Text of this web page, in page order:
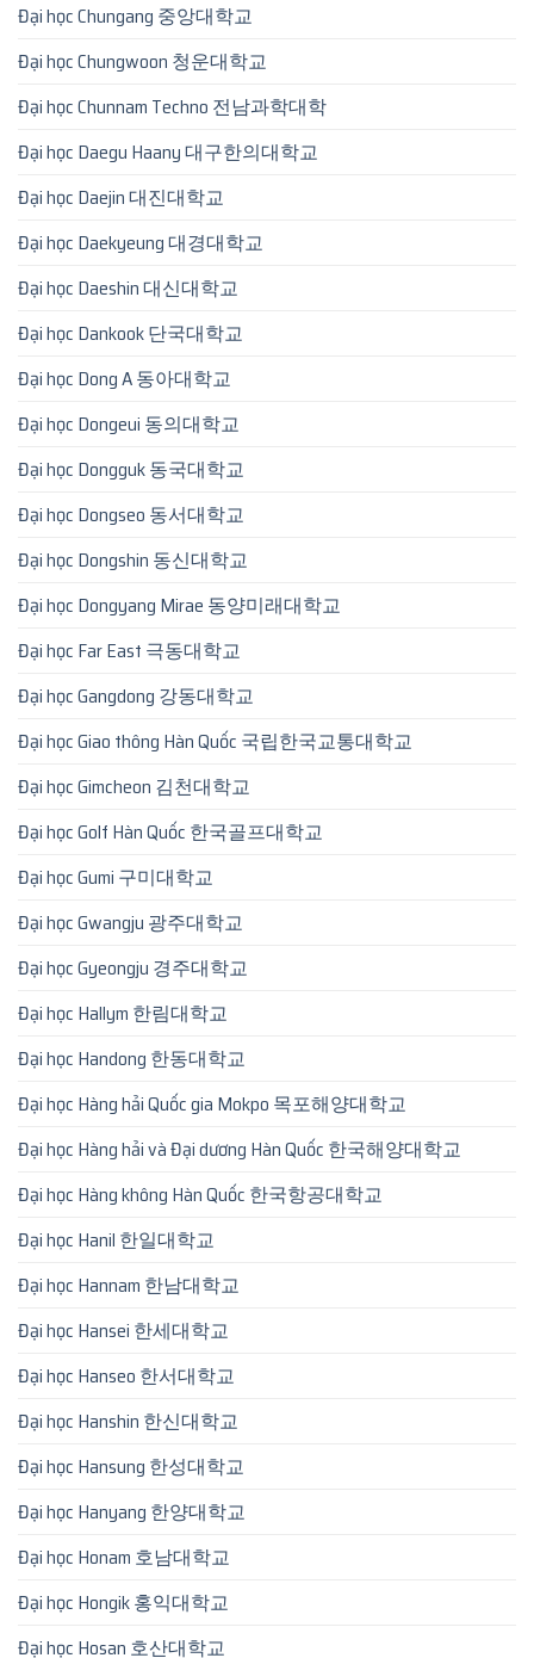
Đại học Chungang 중앙대학교
Đại học Chungwoon 청운대학교
Đại học Chunnam Techno 전남과학대학
Đại học Daegu Haany 대구한의대학교
Đại học Daejin 대진대학교
Đại học Daekyeung 대경대학교
Đại học Daeshin 대신대학교
Đại học Dankook 단국대학교
Đại học Dong A 동아대학교
Đại học Dongeui 동의대학교
Đại học Dongguk 동국대학교
Đại học Dongseo 동서대학교
Đại học Dongshin 동신대학교
Đại học Dongyang Mirae 동양미래대학교
Đại học Far East 극동대학교
Đại học Gangdong 강동대학교
Đại học Giao thông Hàn Quốc 국립한국교통대학교
Đại học Gimcheon 김천대학교
Đại học Golf Hàn Quốc 한국골프대학교
Đại học Gumi 구미대학교
Đại học Gwangju 광주대학교
Đại học Gyeongju 경주대학교
Đại học Hallym 한림대학교
Đại học Handong 한동대학교
Đại học Hàng hải Quốc gia Mokpo 목포해양대학교
Đại học Hàng hải và Đại dương Hàn Quốc 한국해양대학교
Đại học Hàng không Hàn Quốc 한국항공대학교
Đại học Hanil 한일대학교
Đại học Hannam 한남대학교
Đại học Hansei 한세대학교
Đại học Hanseo 한서대학교
Đại học Hanshin 한신대학교
Đại học Hansung 한성대학교
Đại học Hanyang 한양대학교
Đại học Honam 호남대학교
Đại học Hongik 홍익대학교
Đại học Hosan 호산대학교